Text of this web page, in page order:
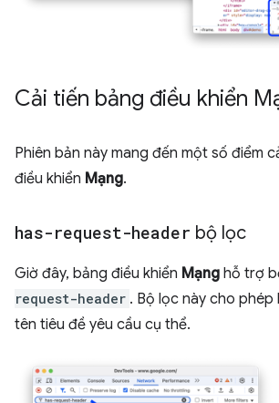
Cải tiến bảng điều khiển
Phiên bản này mang đến một số điểm
điều khiển Mạng.
has-request-header bộ lọc
Giờ đây, bảng điều khiển Mạng hỗ trợ
request-header . Bộ lọc này cho
tên tiêu đề yêu cầu cụ thể.